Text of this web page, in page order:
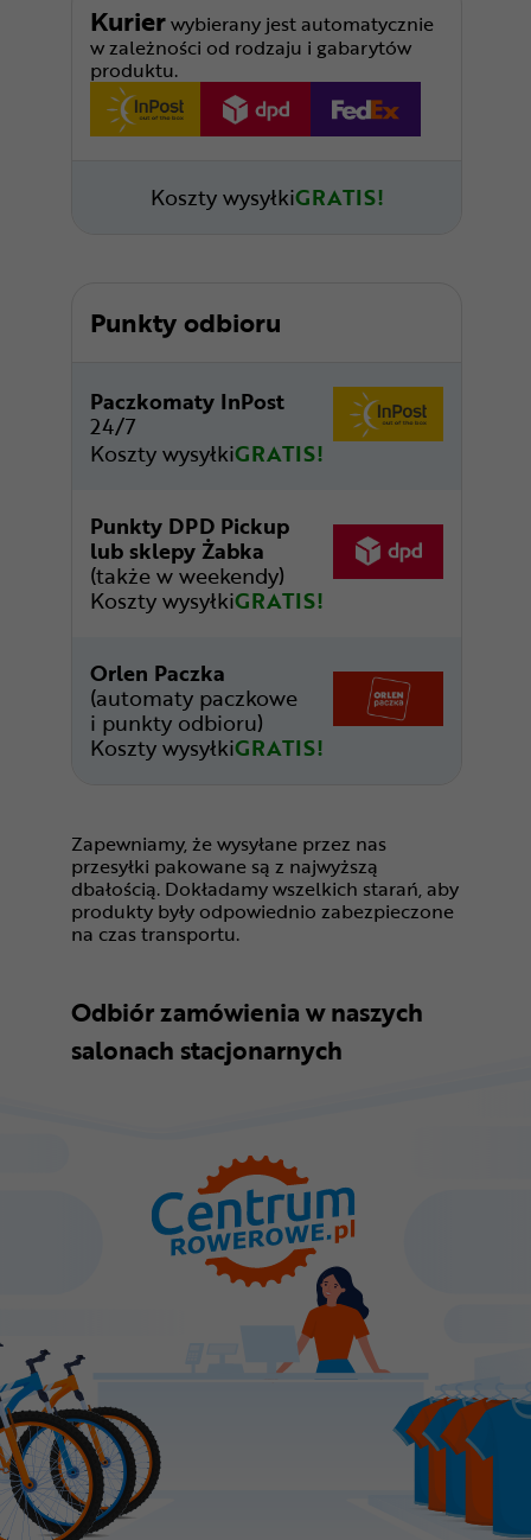
Kurierwybierany jest automatycznie
w zależności od rodzaju i gabarytów
produktu.
Koszty wysyłkiGRATIS!
Punkty odbioru
Paczkomaty InPost
24/7
Koszty wysyłkiGRATIS!
Punkty DPD Pickup
lub sklepy Żabka
(także w weekendy)
Koszty wysyłkiGRATIS!
Orlen Paczka
(automaty paczkowe
i punkty odbioru)
Koszty wysyłkiGRATIS!
Zapewniamy, że wysyłane przez nas
przesyłki pakowane są z najwyższą
dbałością. Dokładamy wszelkich starań, aby
produkty były odpowiednio zabezpieczone
na czas transportu.
Odbiór zamówienia w naszych
salonach stacjonarnych